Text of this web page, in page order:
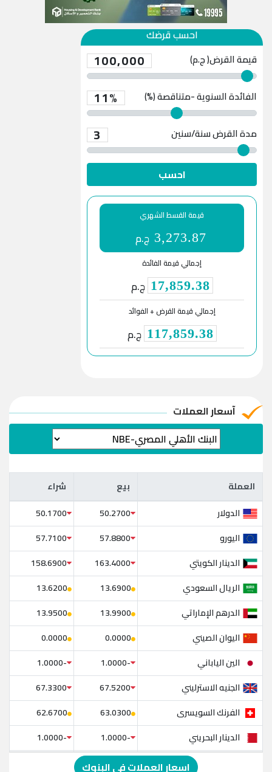
احسب قرضك
قيمة القرض( ج.م) 100,000
الفائدة السنوية -متناقصة (%) 11%
مدة القرض 3 سنة/سنين
احسب
قيمة القسط الشهري
3,273.87 ج.م
إجمالي قيمة الفائدة
17,859.38 ج.م
إجمالي قيمة القرض + الفوائد
117,859.38 ج.م
آسعار العملات
العملة بيع شراء العملة بيع
شراء
الدولار
50.2700
50.1700
اليورو
57.8800
57.7100
الدينار الكويتي
163.4000
158.6900
الريال السعودي
13.6900
13.6200
الدرهم الإماراتي
13.9900
13.9500
اليوان الصيني
0.0000
0.0000
الين الياباني
-1.0000
-1.0000
الجنيه الاسترليني
67.5200
67.3300
الفرنك السويسرى
63.0300
62.6700
الدينار البحريني
-1.0000
-1.0000
الدولار الإسترالي
-1.0000
اسعار العملات في البنوك